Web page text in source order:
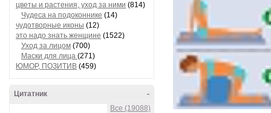
цветы и растения, уход за ними (814)
Чудеса на подоконнике (14)
чудотворные иконы (12)
это надо знать женщине (1522)
Уход за лицом (700)
Маски для лица (271)
ЮМОР, ПОЗИТИВ (459)
-
Цитатник
Все (19088)